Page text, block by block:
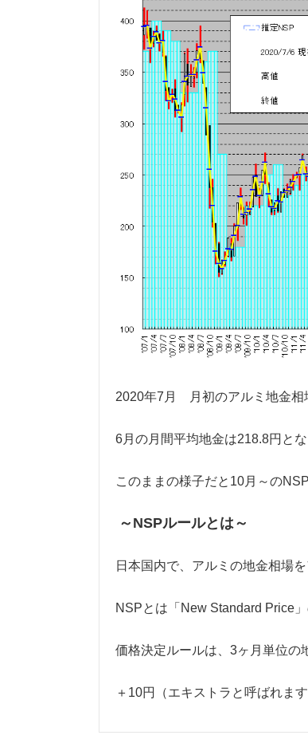
2020年7月 月初のアルミ地金相
6月の月間平均地金は218.8円とな
このままの様子だと10月～の
～NSPルールとは～
日本国内で、アルミの地金相場
NSPとは「New Standard Price」
価格決定ルールは、3ヶ月単位の
＋10円（エキストラと呼ばれま